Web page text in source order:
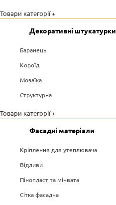
Товари категорії +
Декоративні штукатурки
Баранець
Короїд
Мозаїка
Структурна
Товари категорії +
Фасадні матеріали
Кріплення для утеплювача
Відливи
Пінопласт та мінвата
Сітка фасадна